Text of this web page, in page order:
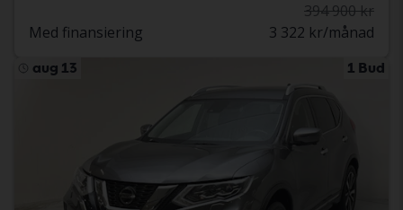
394 900 kr
Med finansiering
3 322 kr/månad
aug 13 1 Bud